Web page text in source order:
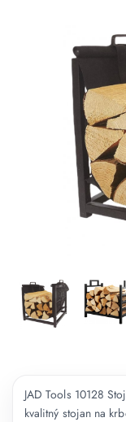
JAD Tools 10128
kvalitný stojan na